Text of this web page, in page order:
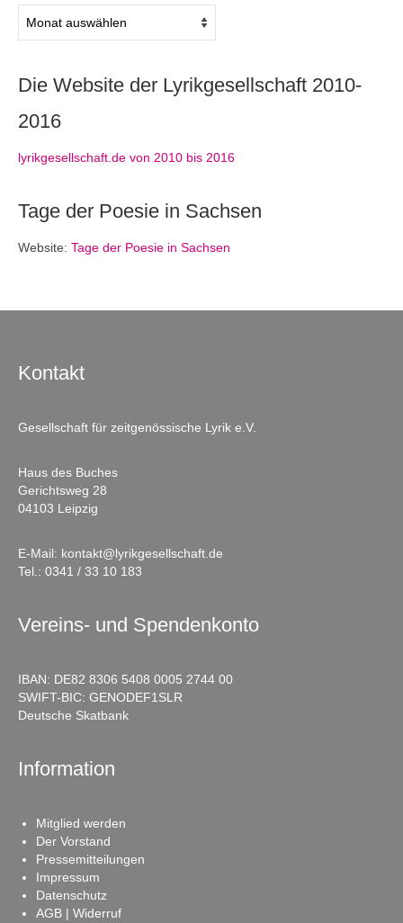
Die Website der Lyrikgesellschaft 2010-
2016
lyrikgesellschaft.de von 2010 bis 2016
Tage der Poesie in Sachsen
Website: Tage der Poesie in Sachsen
Kontakt
Gesellschaft für zeitgenössische Lyrik e.V.
Haus des Buches
Gerichtsweg 28
04103 Leipzig
E-Mail: kontakt@lyrikgesellschaft.de
Tel.: 0341 / 33 10 183
Vereins- und Spendenkonto
IBAN: DE82 8306 5408 0005 2744 00
SWIFT-BIC: GENODEF1SLR
Deutsche Skatbank
Information
Mitglied werden
Der Vorstand
Pressemitteilungen
Impressum
Datenschutz
AGB | Widerruf